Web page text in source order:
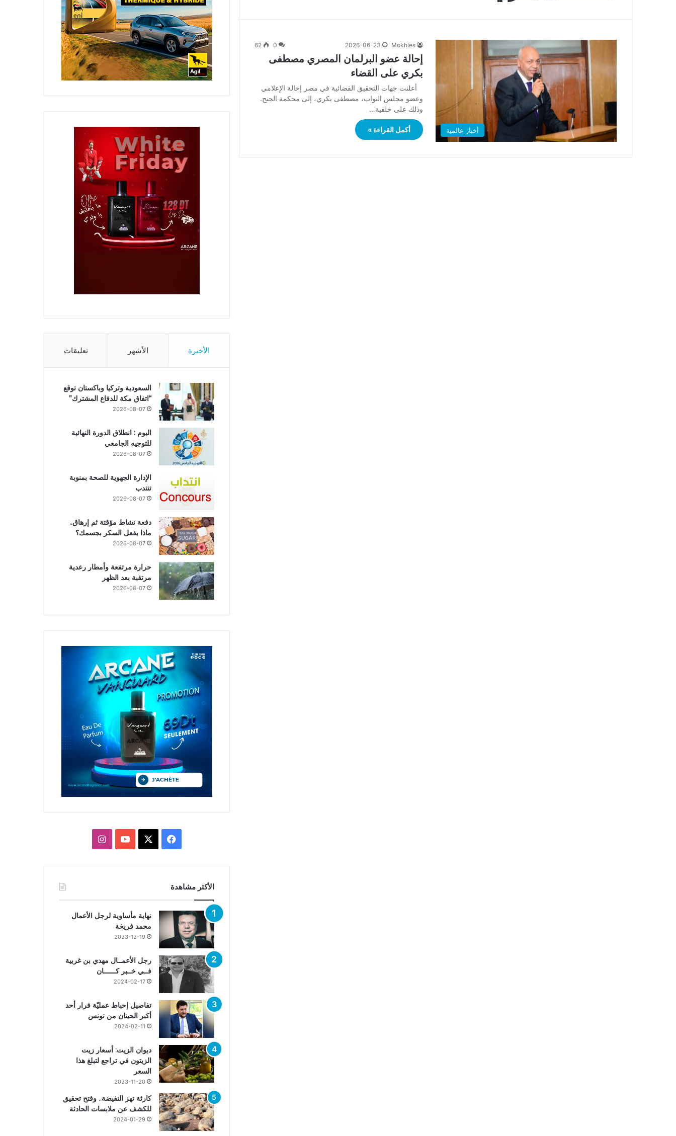
أخبار عالمية
Mokhles
2026-06-23
0
62
إحالة عضو البرلمان المصري مصطفى
بكري على القضاء
أعلنت جهات التحقيق القضائية في مصر إحالة الإعلامي
وعضو مجلس النواب، مصطفى بكري، إلى محكمة الجنح.
وذلك على خلفية…
أكمل القراءة »
الأخيرة الأشهر تعليقات
السعودية وتركيا وباكستان توقع
“اتفاق مكة للدفاع المشترك”
2026-08-07
اليوم : انطلاق الدورة النهائية
للتوجيه الجامعي
2026-08-07
الإدارة الجهوية للصحة بمنوبة
تنتدب
2026-08-07
دفعة نشاط مؤقتة ثم إرهاق..
ماذا يفعل السكر بجسمك؟
2026-08-07
حرارة مرتفعة وأمطار رعدية
مرتقبة بعد الظهر
2026-08-07
فيسبوك يوتيوبانستقرام
الأكثر مشاهدة
نهاية مأساوية لرجل الأعمال
محمد فريخة
2023-12-19
رجل الأعمــال مهدي بن غربية
فــي خــبر كــــــان
2024-02-17
تفاصيل إحباط عمليّة فرار أحد
أكبر الحيتان من تونس
2024-02-11
ديوان الزيت: أسعار زيت
الزيتون في تراجع لتبلغ هذا
السعر
2023-11-20
كارثة تهز النفيضة.. وفتح تحقيق
للكشف عن ملابسات الحادثة
2024-01-29